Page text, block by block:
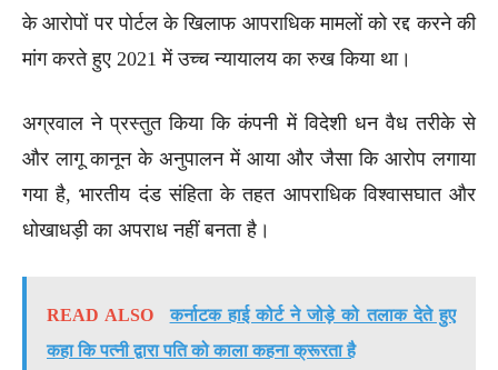
के आरोपों पर पोर्टल के खिलाफ आपराधिक मामलों को रद्द करने की
मांग करते हुए 2021 में उच्च न्यायालय का रुख किया था।
अग्रवाल ने प्रस्तुत किया कि कंपनी में विदेशी धन वैध तरीके से
और लागू कानून के अनुपालन में आया और जैसा कि आरोप लगाया
गया है, भारतीय दंड संहिता के तहत आपराधिक विश्वासघात और
धोखाधड़ी का अपराध नहीं बनता है।
READ ALSO
कर्नाटक हाई कोर्ट ने जोड़े को तलाक देते हुए
कहा कि पत्नी द्वारा पति को काला कहना क्रूरता है